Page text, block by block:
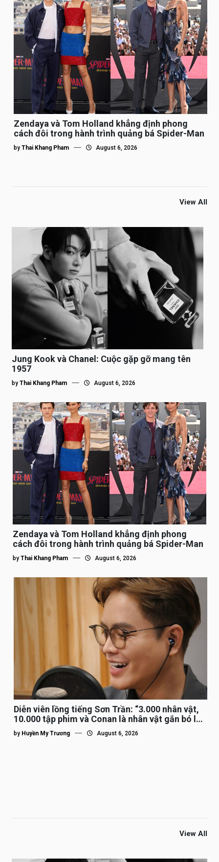
Zendaya và Tom Holland khẳng định phong
cách đôi trong hành trình quảng bá Spider-Man
by Thai Khang Pham August 6, 2026
View All
Jung Kook và Chanel: Cuộc gặp gỡ mang tên
1957
by Thai Khang Pham August 6, 2026
Zendaya và Tom Holland khẳng định phong
cách đôi trong hành trình quảng bá Spider-Man
by Thai Khang Pham August 6, 2026
Diễn viên lồng tiếng Sơn Trần: “3.000 nhân vật,
10.000 tập phim và Conan là nhân vật gắn bó lâu
nhất”
by Huyền My Trương August 6, 2026
View All